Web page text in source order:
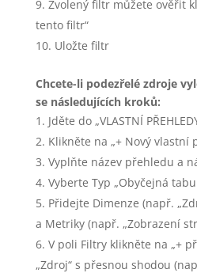
Zvolený filtr můžete ověřit
tento filtr“
Uložte filtr
Chcete-li podezřelé zdroje
se následujících kroků:
Jděte do „VLASTNÍ
Klikněte na „+ Nový vlastní
Vyplňte název přehledu a
Vyberte Typ „Obyčejná
Přidejte Dimenze (např.
a Metriky (např. „Zobrazení
V poli Filtry klikněte na „+
„Zdroj“ s přesnou shodou